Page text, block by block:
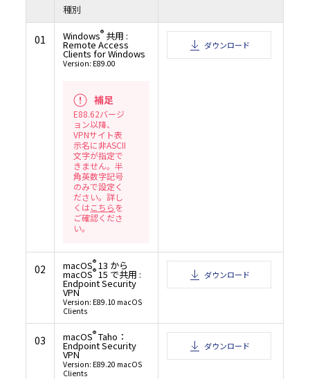
7.2 お客様は、本ソフトウェアをアンインストールし、保有するすべての複製を破棄
7.3 村田機械は、お客様が本契約書の条項に違反した場合、何らの催告を要せず、い
を終了させることができます。本契約の終了時には、お客様は直ちに本ソフトウェア
トールしなければなりません。
８．準拠法
お客様は、契約の締結の有無に関するすべての紛争も含め、本契約、及び本契約に起
９．輸出規制
本ソフトウェアは、日本国及び米国の輸出規制法の対象となります。お客様は、本ソ
適用される両国、及びその他の国の輸出規制法を遵守することに同意されたものとし
１０．米国政府機関のエンドユーザーへの注意
本ソフトウェアは48 CFR 2.101（2007年10月）において定義される「商用品目」で、48
12.212（2007年10月）に規定される「商用コンピューターソフトウェア」及び「商用
ーソフトウェア文書類」からなるものです。48 CFR 12.212 （2007年10月）及び48
ら227.7202-4（2007年1月）までに従い、すべての米国政府機関のエンドユーザーが、
ア及び付属文書に関して得られる権利は、上記に説明される権利のみを指すものとし
トウェアの使用は、本ソフトウェアが「商用コンピューターソフトウェア」及び「商
ターソフトウェア文書類」であることに関する米国政府の同意と、上記に記載される
に関する承諾を構成するものとみなされます。
１１．本契約書の変更
11.1 村田機械は以下の場合に、村田機械の裁量により、本契約書を変更することがで
（１）本契約書の変更が、お客様の一般の利益に適合するとき。
性、変更の内容その他の変更に係る事情に照らして合理的なものであるとき。
11.2 村田機械は前項による本契約書の変更にあたり、変更後の本契約書の効力発生
までに、本契約書を変更する旨及び変更後の本契約書の内容とその効力発生日を当社
（URL：https://www.muratec.jp/ce/support/）に掲示します。
１２．分離可能性
本契約書の一部が、司法上又は行政上の決定により、無効、違法又は法的強制力がな
合は、かかる部分は削除されるものとし、本契約書における他のいかなる条項ならび
性及び法的強制力にも一切影響を与えるものではありません。
（最終更新日：2019年2月14日）
種別
01 Windows® 共用 :
Remote Access
Clients for Windows
Version: E89.00
補足
E88.62バージ
ョン以降、
VPNサイト表
示名に非ASCII
文字が指定で
きません。半
角英数字記号
のみで設定く
ださい。詳し
くはこちらを
ご確認くださ
い。
ダウンロード
02 macOS® 13 から
macOS® 15 で共用 :
Endpoint Security
VPN
Version: E89.10 macOS
Clients
ダウンロード
03 macOS® Taho：
Endpoint Security
VPN
Version: E89.20 macOS
Clients
ダウンロード